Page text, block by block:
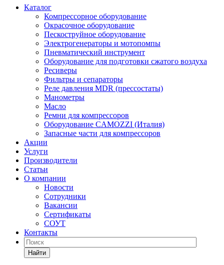
Каталог
Компрессорное оборудование
Окрасочное оборудование
Пескоструйное оборудование
Электрогенераторы и мотопомпы
Пневматический инструмент
Оборудование для подготовки сжатого воздуха
Ресиверы
Фильтры и сепараторы
Реле давления MDR (прессостаты)
Манометры
Масло
Ремни для компрессоров
Оборудование CAMOZZI (Италия)
Запасные части для компрессоров
Акции
Услуги
Производители
Статьи
О компании
Новости
Сотрудники
Вакансии
Сертификаты
СОУТ
Контакты
Найти